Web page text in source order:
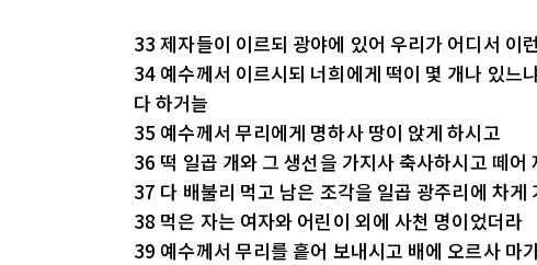
33 제자들이 이르되 광야에 있어 우리가 어디서 이
34 예수께서 이르시되 너희에게 떡이 몇 개나 있느
다 하거늘
35 예수께서 무리에게 명하사 땅이 앉게 하시고
36 떡 일곱 개와 그 생선을 가지사 축사하시고 떼
37 다 배불리 먹고 남은 조각을 일곱 광주리에 차게
38 먹은 자는 여자와 어린이 외에 사천 명이었더라
39 예수께서 무리를 흩어 보내시고 배에 오르사 마